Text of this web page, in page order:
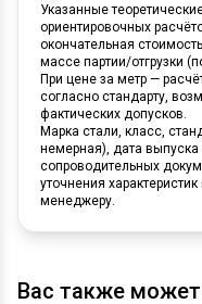
Указанные
ориентировочных
окончательная
массе партии/отгрузки
При цене за метр —
согласно стандарту,
фактических допусков.
Марка стали, класс,
немерная), дата
сопроводительных
уточнения
менеджеру.
Вас также может